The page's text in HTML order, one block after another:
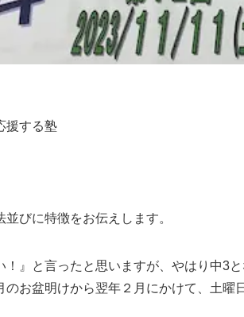
援する塾
びに特徴をお伝えします。
』と言ったと思いますが、やはり中3
のお盆明けから翌年２月にかけて、土曜